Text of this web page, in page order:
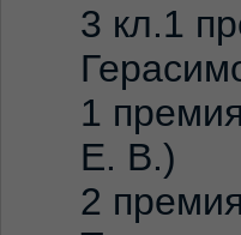
3 кл.1
1
Е. В.)
2